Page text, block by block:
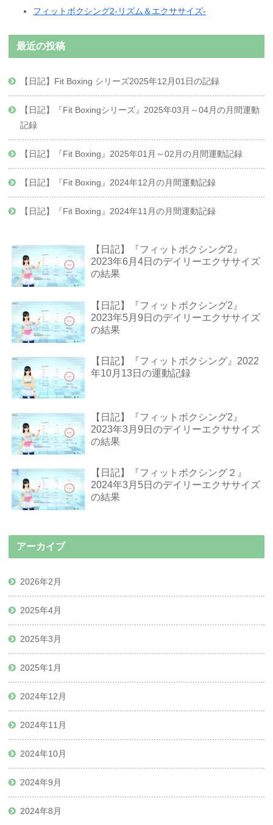
フィットボクシング2-リズム＆エクササイズ-
最近の投稿
【日記】Fit Boxing シリーズ2025年12月01日の記録
【日記】『Fit Boxingシリーズ』2025年03月～04月の月間運動
記録
【日記】『Fit Boxing』2025年01月～02月の月間運動記録
【日記】『Fit Boxing』2024年12月の月間運動記録
【日記】『Fit Boxing』2024年11月の月間運動記録
【日記】『フィットボクシング2』
2023年6月4日のデイリーエクササイズ
の結果
【日記】『フィットボクシング2』
2023年5月9日のデイリーエクササイズ
の結果
【日記】『フィットボクシング』2022
年10月13日の運動記録
【日記】『フィットボクシング2』
2023年3月9日のデイリーエクササイズ
の結果
【日記】『フィットボクシング２』
2024年3月5日のデイリーエクササイズ
の結果
アーカイブ
2026年2月
2025年4月
2025年3月
2025年1月
2024年12月
2024年11月
2024年10月
2024年9月
2024年8月